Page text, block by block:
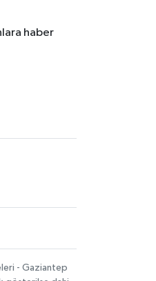
haber
- Gaziantep